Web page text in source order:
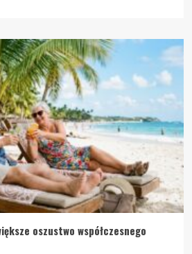
oszustwo współczesnego